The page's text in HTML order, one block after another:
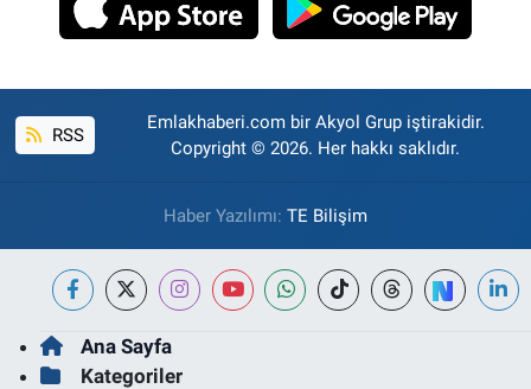
RSS
Emlakhaberi.com bir Akyol Grup iştirakidir.
Copyright © 2026. Her hakkı saklıdır.
Haber Yazılımı: TE Bilişim
Ana Sayfa
Kategoriler